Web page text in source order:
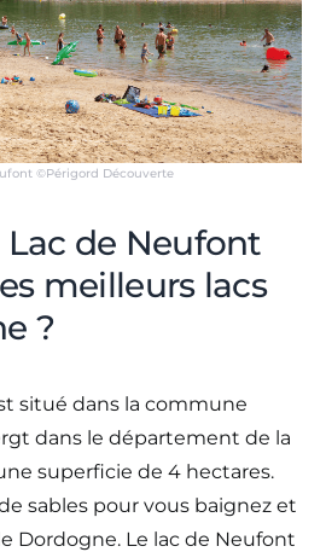
©Périgord Découverte
de Neufont
meilleurs lacs
?
situé dans la commune
dans le département de la
superficie de 4 hectares.
sables pour vous baignez et
Dordogne. Le lac de Neufont